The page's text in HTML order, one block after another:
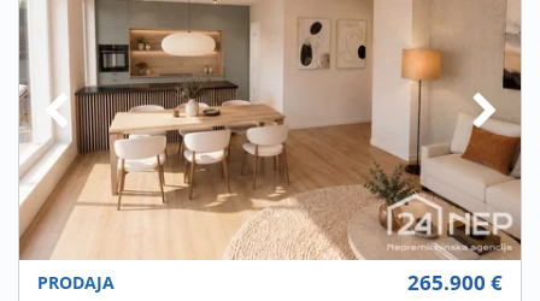
PRODAJA 265.900 €